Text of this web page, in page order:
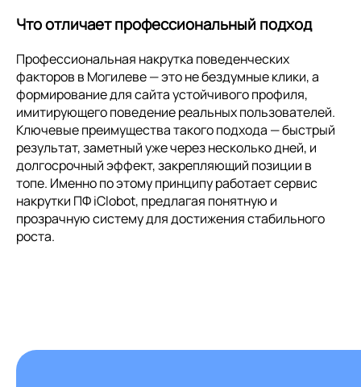
Что отличает профессиональный подход
Профессиональная накрутка поведенческих
факторов в Могилеве — это не бездумные клики, а
формирование для сайта устойчивого профиля,
имитирующего поведение реальных пользователей.
Ключевые преимущества такого подхода — быстрый
результат, заметный уже через несколько дней, и
долгосрочный эффект, закрепляющий позиции в
топе. Именно по этому принципу работает сервис
накрутки ПФ iClobot, предлагая понятную и
прозрачную систему для достижения стабильного
роста.